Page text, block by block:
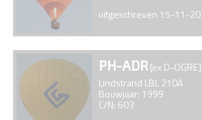
uitgeschreven 15-11-
PH-ADR[ex D-OGRE]
Lindstrand LBL 210A
Bouwjaar: 1999
C/N: 603